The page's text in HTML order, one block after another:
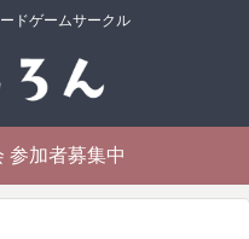
ドゲームサークル
参加者募集中